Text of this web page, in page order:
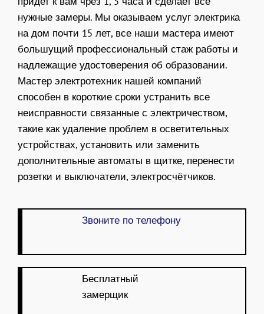
нужные замеры. Мы оказываем услуг электрика
на дом почти 15 лет, все наши мастера имеют
большущий профессиональный стаж работы и
надлежащие удостоверения об образовании.
Мастер электротехник нашей компаний
способен в короткие сроки устранить все
неисправности связанные с электричеством,
такие как удаление проблем в осветительных
устройствах, установить или заменить
дополнительные автоматы в щитке, перенести
розетки и выключатели, электросчётчиков.
Звоните по телефону
Бесплатный
замерщик